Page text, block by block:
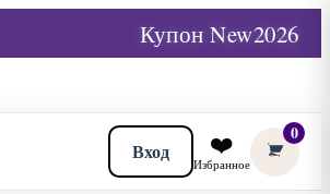
Купон New2026
Вход ❤️
Избранное
0